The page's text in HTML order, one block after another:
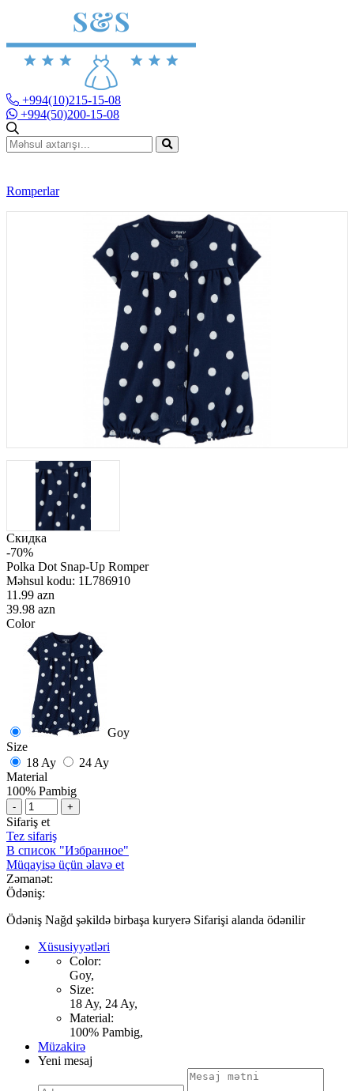
+994(10)215-15-08
+994(50)200-15-08
Romperlar
Скидка
-70%
Polka Dot Snap-Up Romper
Məhsul kodu: 1L786910
11.99 azn
39.98 azn
Color
Goy
Size
18 Ay
24 Ay
Material
100% Pambig
- +
Sifariş et
Tez sifariş
В список "Избранное"
Müqayisə üçün əlavə et
Zəmanət:
Ödəniş:
Ödəniş Nağd şəkildə birbaşa kuryerə Sifarişi alanda ödənilir
Xüsusiyyətləri
Color:
Goy,
Size:
18 Ay, 24 Ay,
Material:
100% Pambig,
Müzakirə
Yeni mesaj